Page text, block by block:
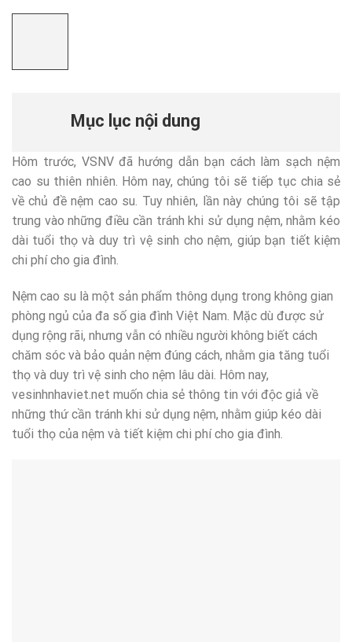
Mục lục nội dung
Hôm trước, VSNV đã hướng dẫn bạn cách làm sạch nệm
cao su thiên nhiên. Hôm nay, chúng tôi sẽ tiếp tục chia sẻ
về chủ đề nệm cao su. Tuy nhiên, lần này chúng tôi sẽ tập
trung vào những điều cần tránh khi sử dụng nệm, nhằm kéo
dài tuổi thọ và duy trì vệ sinh cho nệm, giúp bạn tiết kiệm
chi phí cho gia đình.
Nệm cao su là một sản phẩm thông dụng trong không gian
phòng ngủ của đa số gia đình Việt Nam. Mặc dù được sử
dụng rộng rãi, nhưng vẫn có nhiều người không biết cách
chăm sóc và bảo quản nệm đúng cách, nhằm gia tăng tuổi
thọ và duy trì vệ sinh cho nệm lâu dài. Hôm nay,
vesinhnhaviet.net muốn chia sẻ thông tin với độc giả về
những thứ cần tránh khi sử dụng nệm, nhằm giúp kéo dài
tuổi thọ của nệm và tiết kiệm chi phí cho gia đình.